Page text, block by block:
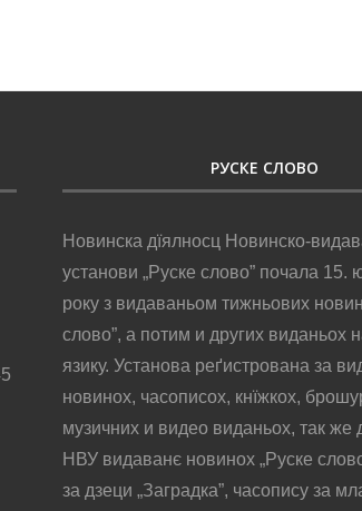
РУСКЕ СЛОВО
Новинска дїялносц Новинско-
установи „Руске слово” почала 15.
року з видаваньом тижньових
слово”, а потим и других виданьох
язику. Установа реґистрована за
новинох, часописох, кнїжкох,
музичних и видео виданьох, так же
НВУ видаванє новинох „Руске
за дзеци „Заградка”, часопису за